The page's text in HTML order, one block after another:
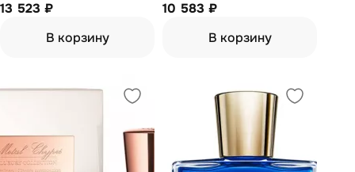
13 523 ₽
В корзину
10 583 ₽
В корзину